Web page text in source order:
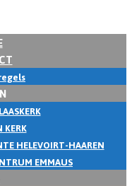
KERK
HELEVOIRT-HAAREN
EMMAUS